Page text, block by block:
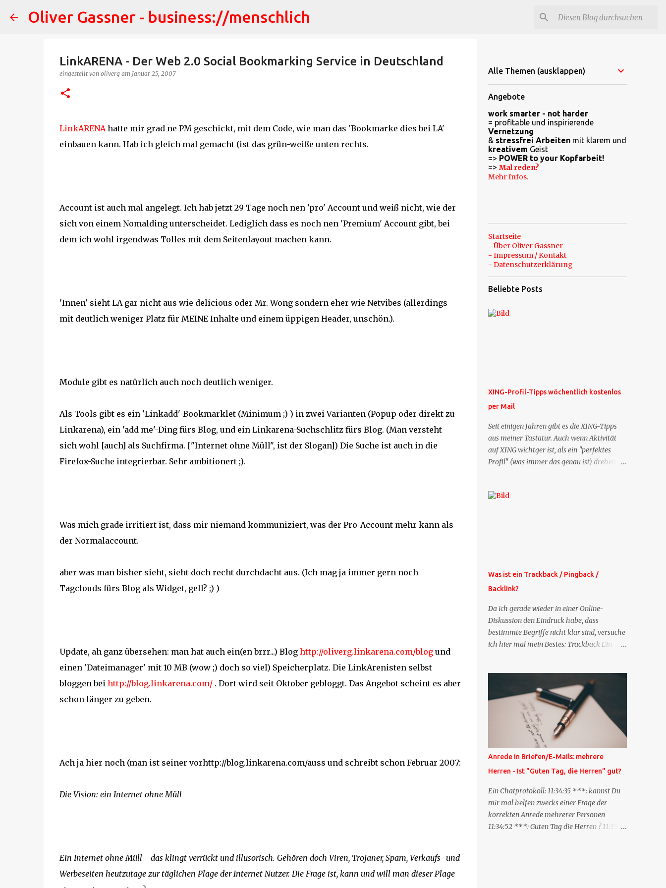
Direkt zum Hauptbereich
Oliver Gassner - business://menschlich
LinkARENA - Der Web 2.0 Social Bookmarking Service in Deutschland
eingestellt von oliverg am Januar 25, 2007
LinkARENAhatte mir grad ne PM geschickt, mit dem Code, wie man das 'Bookmarke dies bei LA'
einbauen kann. Hab ich gleich mal gemacht (ist das grün-weiße unten rechts.
Account ist auch mal angelegt. Ich hab jetzt 29 Tage noch nen 'pro' Account und weiß nicht, wie der
sich von einem Nomalding unterscheidet. Lediglich dass es noch nen 'Premium' Account gibt, bei
dem ich wohl irgendwas Tolles mit dem Seitenlayout machen kann.
'Innen' sieht LA gar nicht aus wie delicious oder Mr. Wong sondern eher wie Netvibes (allerdings
mit deutlich weniger Platz für MEINE Inhalte und einem üppigen Header, unschön.).
Module gibt es natürlich auch noch deutlich weniger.
Als Tools gibt es ein 'Linkadd'-Bookmarklet (Minimum ;) ) in zwei Varianten (Popup oder direkt zu
Linkarena), ein 'add me'-Ding fürs Blog, und ein Linkarena-Suchschlitz fürs Blog. (Man versteht
sich wohl [auch] als Suchfirma. ["Internet ohne Müll", ist der Slogan]) Die Suche ist auch in die
Firefox-Suche integrierbar. Sehr ambitionert ;).
Was mich grade irritiert ist, dass mir niemand kommuniziert, was der Pro-Account mehr kann als
der Normalaccount.
aber was man bisher sieht, sieht doch recht durchdacht aus. (Ich mag ja immer gern noch
Tagclouds fürs Blog als Widget, gell? ;) )
Update, ah ganz übersehen: man hat auch ein(en brrr...) Blog http://oliverg.linkarena.com/blogund
einen 'Dateimanager' mit 10 MB (wow ;) doch so viel) Speicherplatz. Die LinkArenisten selbst
bloggen bei http://blog.linkarena.com/. Dort wird seit Oktober gebloggt. Das Angebot scheint es aber
schon länger zu geben.
Ach ja hier noch (man ist seiner vorhttp://blog.linkarena.com/auss und schreibt schon Februar 2007:
Die Vision: ein Internet ohne Müll
Ein Internet ohne Müll - das klingt verrückt und illusorisch. Gehören doch Viren, Trojaner, Spam, Verkaufs- und
Werbeseiten heutzutage zur täglichen Plage der Internet Nutzer. Die Frage ist, kann und will man dieser Plage
Alle Themen (ausklappen)
Angebote
work smarter - not harder
= profitable und inspirierende
Vernetzung
& stressfrei Arbeitenmit klarem und
kreativem Geist
=> POWER to your Kopfarbeit!
=> Mal reden?
Mehr Infos.
Startseite
- Über Oliver Gassner
- Impressum / Kontakt
- Datenschutzerklärung
Beliebte Posts
XING-Profil-Tipps wöchentlich kostenlos
per Mail
Seit einigen Jahren gibt es die XING-Tipps
aus meiner Tastatur. Auch wenn Aktivität
auf XING wichtger ist, als ein "perfektes
Profil" (was immer das genau ist) drehen
es jetzt die Profil-Fragen zu XING als eigene
Weitere Mailangebote dieser Art sehen Sie
auf meiner XING-Seite oder hier oben rechts
im Blog. Die Profilfragen werde ich
mittelfristig aus der normalen XING-Tipp-
Mail entfernen, da ich sie so nur an einer
Stelle pflegen muss.
Was ist ein Trackback / Pingback /
Backlink?
Da ich gerade wieder in einer Online-
Diskussion den Eindruck habe, dass
bestimmte Begriffe nicht klar sind, versuche
ich hier mal mein Bestes: Trackback Ein
besagt: "Lieber Blogeintrag, ich habe einen
Kommentar zu dir geschrieben, aber nicht
bei dir in den Kommentaren sondern in
meinem Blog. Bitte vermerke das doch,
damit deine Leser auch mal vorbeischauen,
was ich zu deinem Inhalt zu sagen hatte."
Diese Nachrichtenfunktion wird
'angestoßen' in dem 'mein' Blog an die
'TrackbackURL' des Anderen einen 'Ping'
schickt, d.h. ein paar Parameter übergibt
(URL meines Eintrags, Kurzzitat meines
Beitrags). Praktisch muss man nichts
Anderes tun, als die TrackbackURL beim
Anrede in Briefen/E-Mails: mehrere
Herren - Ist "Guten Tag, die Herren" gut?
Ein Chatprotokoll: 11:34:35 ***: kannst Du
mir mal helfen zwecks einer Frage der
korrekten Anrede mehrerer Personen
11:34:52 ***: Guten Tag die Herren ? 11:35:07